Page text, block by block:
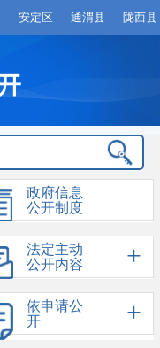
安定区 通渭县 陇西县
政府信息
公开制度
法定主动
公开内容
+
依申请公
开
+